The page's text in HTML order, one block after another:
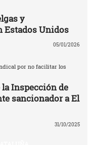
y
Estados Unidos
05/01/2026
por no facilitar los
la Inspección de
sancionador a El
31/10/2025